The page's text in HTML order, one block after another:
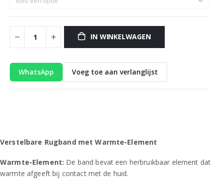
IN WINKELWAGEN
WhatsApp Voeg toe aan verlanglijst
Verstelbare Rugband met Warmte-Element
Warmte-Element: De band bevat een herbruikbaar element dat
warmte afgeeft bij contact met de huid.